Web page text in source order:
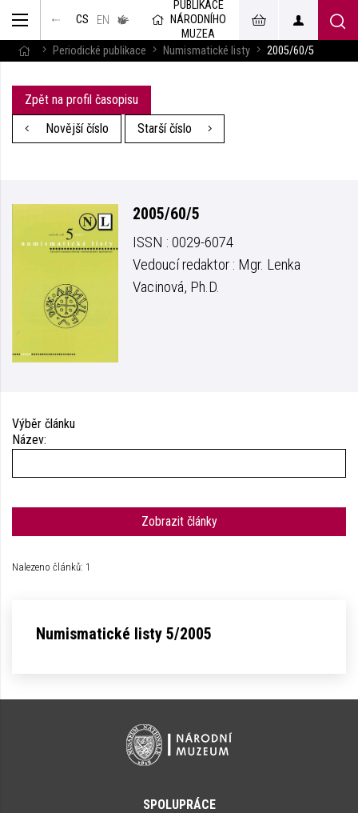
CS EN
v českém
jazyce
PUBLIKACE
NÁRODNÍHO
MUZEA
Periodické publikace
Numismatické listy 2005/60/5
Zpět na profil časopisu
Novější číslo
Starší číslo
2005/60/5
ISSN : 0029-6074
Vedoucí redaktor : Mgr. Lenka
Vacinová, Ph.D.
Výběr článku
Název:
Zobrazit články
Nalezeno článků: 1
Numismatické listy 5/2005
SPOLUPRÁCE